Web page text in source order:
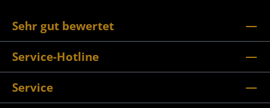
Sehr gut bewertet
Service-Hotline
Service